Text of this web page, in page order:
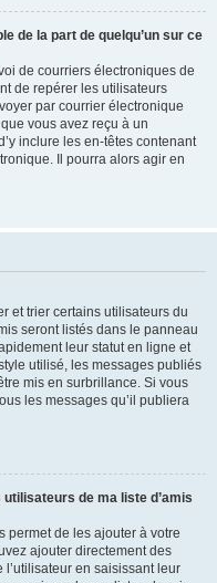
de la part de quelqu’un sur ce
de courriers électroniques de
de repérer les utilisateurs
par courrier électronique
vous avez reçu à un
inclure les en-têtes contenant
Il pourra alors agir en
et trier certains utilisateurs du
seront listés dans le panneau
leur statut en ligne et
utilisé, les messages publiés
mis en surbrillance. Si vous
les messages qu’il publiera
de ma liste d’amis
permet de les ajouter à votre
ajouter directement des
en saisissant leur